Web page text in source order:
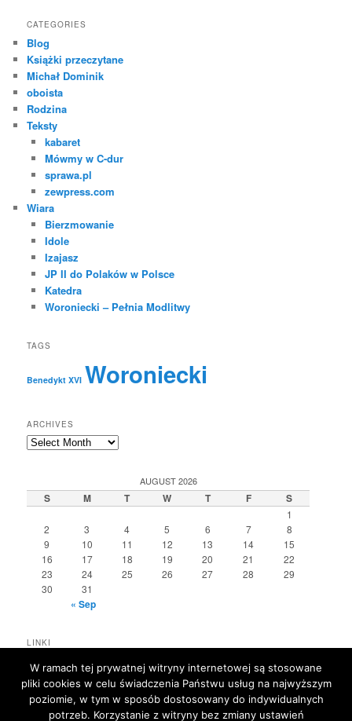
CATEGORIES
Blog
Książki przeczytane
Michał Dominik
oboista
Rodzina
Teksty
kabaret
Mówmy w C-dur
sprawa.pl
zewpress.com
Wiara
Bierzmowanie
Idole
Izajasz
JP II do Polaków w Polsce
Katedra
Woroniecki – Pełnia Modlitwy
TAGS
Benedykt XVI Woroniecki
ARCHIVES
Archives
AUGUST 2026
S M T W T F S
1
2
3 4 5 6 7
8
9
10 11 12 13 14
15
16
17 18 19 20 21
22
23
24 25 26 27 28
29
30
31
« Sep
LINKI
eKAI
L'Osservatore Romano
Zenit
W ramach tej prywatnej witryny internetowej są stosowane
pliki cookies w celu świadczenia Państwu usług na najwyższym
poziomie, w tym w sposób dostosowany do indywidualnych
potrzeb. Korzystanie z witryny bez zmiany ustawień